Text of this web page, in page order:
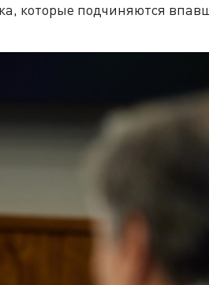
которые подчиняются